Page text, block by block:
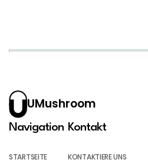
UMushroom
Navigation
STARTSEITE
Kontakt
KONTAKTIERE UNS